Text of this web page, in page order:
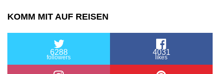
KOMM MIT AUF REISEN
6288
followers
4031
likes